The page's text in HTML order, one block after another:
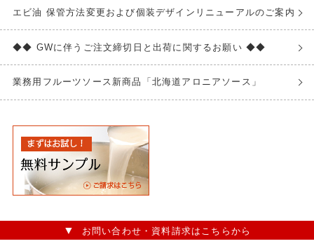
エビ油 保管方法変更および個装デザインリニューアルのご案内
◆◆ GWに伴うご注文締切日と出荷に関するお願い ◆◆
業務用フルーツソース新商品「北海道アロニアソース」
お問い合わせ・資料請求はこちらから